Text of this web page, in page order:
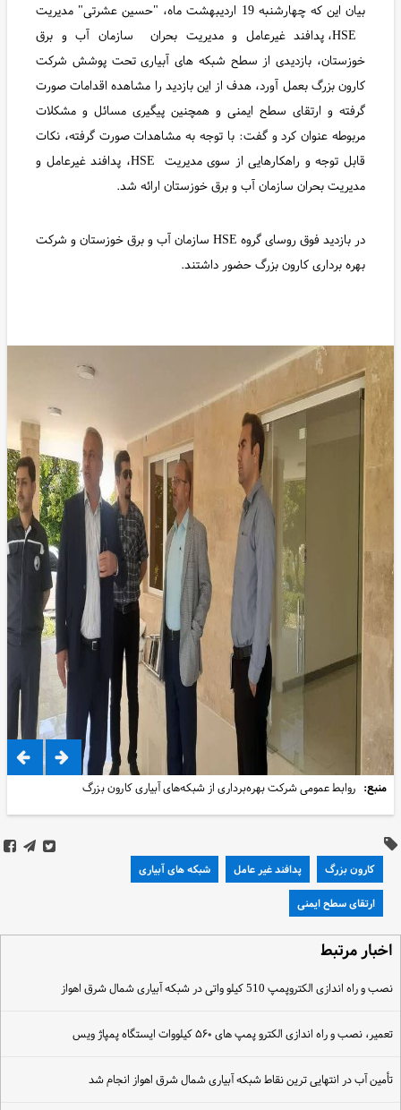
بیان این که چهارشنبه 19 اردیبهشت ماه، "حسین عشرتی" مدیریت
HSE، پدافند غیرعامل و مدیریت بحران سازمان آب و برق
خوزستان، بازدیدی از سطح شبکه های آبیاری تحت پوشش شرکت
کارون بزرگ بعمل آورد، هدف از این بازدید را مشاهده اقدامات صورت
گرفته و ارتقای سطح ایمنی و همچنین پیگیری مسائل و مشکلات
مربوطه عنوان کرد و گفت: با توجه به مشاهدات صورت گرفته، نکات
قابل توجه و راهکارهایی از سوی مدیریت HSE، پدافند غیرعامل و
مدیریت بحران سازمان آب و برق خوزستان ارائه شد.
در بازدید فوق روسای گروه HSE سازمان آب و برق خوزستان و شرکت
بهره برداری کارون بزرگ حضور داشتند.
منبع: روابط عمومی شرکت بهره‌برداری از شبکه‌های آبیاری کارون بزرگ
کارون بزرگ پدافند غیر عامل شبکه های آبیاری
ارتقای سطح ایمنی
اخبار مرتبط
نصب و راه اندازی الکتروپمپ 510 کیلو واتی در شبکه آبیاری شمال شرق اهواز
تعمیر، نصب و راه اندازی الکترو پمپ های ۵۶۰ کیلووات ایستگاه پمپاژ ویس
تأمین آب در انتهایی ترین نقاط شبکه آبیاری شمال شرق اهواز انجام شد